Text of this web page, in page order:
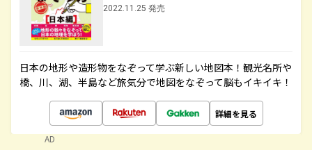
2022.11.25 発売
日本の地形や造形物をなぞって学ぶ新しい地図本！観光名所や
橋、川、湖、半島など旅気分で地図をなぞって脳もイキイキ！
詳細を見る
AD